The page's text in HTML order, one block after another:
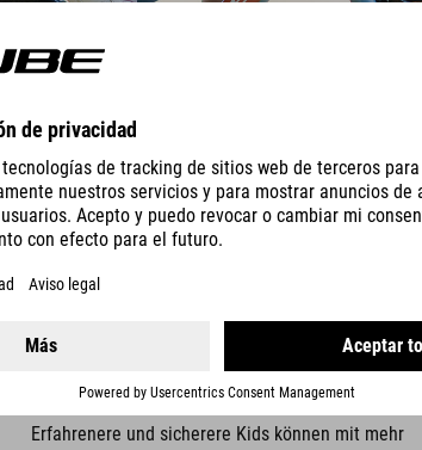
Die Knieposition ergibt sich aus der Sattelhöhe: Für
Anfänger empfiehlt sich hier eine gebeugtere
Knieposition, damit im Notfall auch wirklich der
komplette Fuß leicht am Boden abgestellt werden kann.
Erfahrenere und sicherere Kids können mit mehr